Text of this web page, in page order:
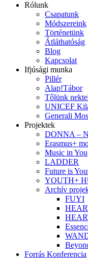
Rólunk
Csapatunk
Módszereink
Történetünk
Átláthatóság
Blog
Kapcsolat
Ifjúsági munka
Pillér
Alap!Tábor
Tőlünk
UNICEF
Generali
Projektek
DONNA –
Erasmus+
Music in You
LADDER
Future is
YOUTH+
Archív
FUYI
Forrás Konferencia